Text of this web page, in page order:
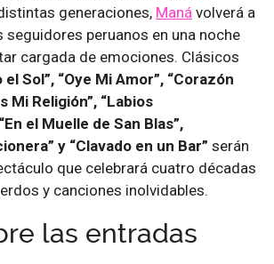
generaciones, Maná volverá a
seguidores peruanos en una noche
cargada de emociones. Clásicos
el Sol”, “Oye Mi Amor”, “Corazón
Mi Religión”, “Labios
el Muelle de San Blas”,
y “Clavado en un Bar” serán
que celebrará cuatro décadas
y canciones inolvidables.
las entradas